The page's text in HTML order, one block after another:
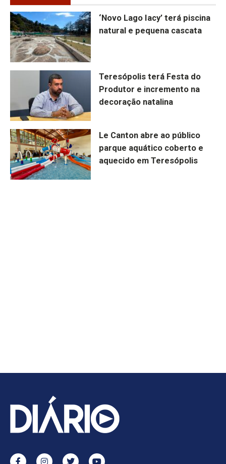
‘Novo Lago Iacy’ terá piscina
natural e pequena cascata
Teresópolis terá Festa do
Produtor e incremento na
decoração natalina
Le Canton abre ao público
parque aquático coberto e
aquecido em Teresópolis